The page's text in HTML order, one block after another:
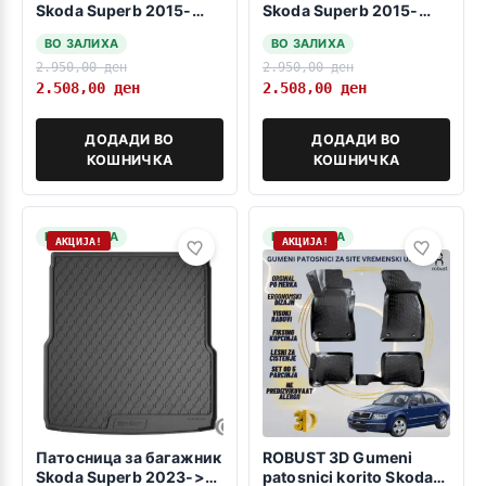
Skoda Superb 2015-
polozba-
ВО ЗАЛИХА
2.950,00ден
2.508,00 ден
ДОДАДИ ВО
КОШНИЧКА
Skoda Superb 2015-
polozba-
ВО ЗАЛИХА
2.950,00ден
2.508,00 ден
ДОДАДИ ВО
КОШНИЧКА
НА ЗАЛИХА
АКЦИЈА!
Патосница за багажник
Skoda Superb 2023->
НА ЗАЛИХА
АКЦИЈА!
ROBUST 3D Gumeni
patosnici korito Skoda